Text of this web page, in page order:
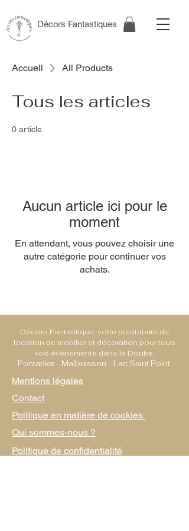
Décors Fantastiques
Accueil All Products
Tous les articles
0 article
Aucun article ici pour le
moment
En attendant, vous pouvez choisir une
autre catégorie pour continuer vos
achats.
Décors Fantastique, votre prestataire de
location de mobilier et décoration pour tous
vos évènements dans le Doubs.
Pontarlier - Malbuisson - Lac Saint Point
Mentions légales
Contact
Politique en matière de cookies
Qui sommes-nous ?
Politique de confidentialité